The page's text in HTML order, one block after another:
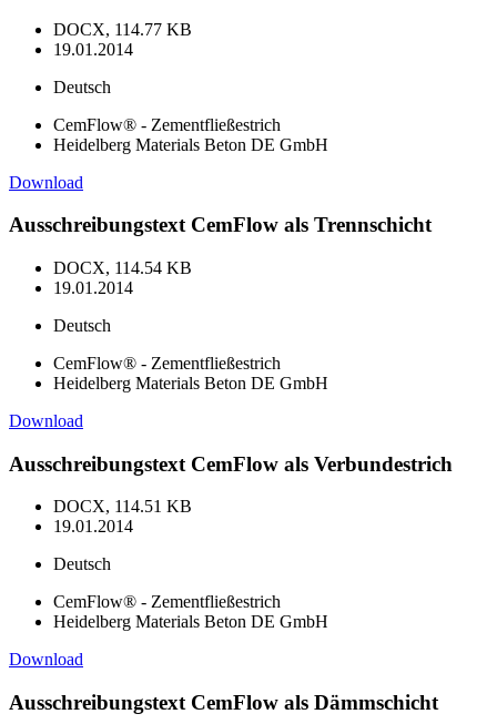
DOCX, 114.77 KB
19.01.2014
Deutsch
CemFlow® - Zementfließestrich
Heidelberg Materials Beton DE GmbH
Download
Ausschreibungstext CemFlow als Trennschicht
DOCX, 114.54 KB
19.01.2014
Deutsch
CemFlow® - Zementfließestrich
Heidelberg Materials Beton DE GmbH
Download
Ausschreibungstext CemFlow als Verbundestrich
DOCX, 114.51 KB
19.01.2014
Deutsch
CemFlow® - Zementfließestrich
Heidelberg Materials Beton DE GmbH
Download
Ausschreibungstext CemFlow als Dämmschicht